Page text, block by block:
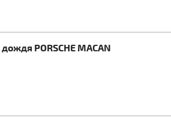
PORSCHE MACAN